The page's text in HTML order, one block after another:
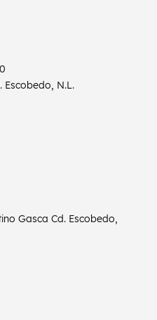
Escobedo, N.L.
GascaCd. Escobedo,